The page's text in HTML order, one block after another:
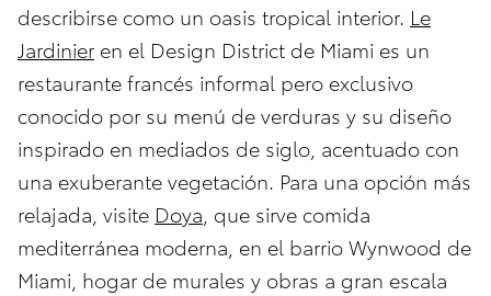
describirse como un oasis tropical interior. Le
Jardinier en el Design District de Miami es un
restaurante francés informal pero exclusivo
conocido por su menú de verduras y su diseño
inspirado en mediados de siglo, acentuado con
una exuberante vegetación. Para una opción más
relajada, visite Doya , que sirve comida
mediterránea moderna, en el barrio Wynwood de
Miami, hogar de murales y obras a gran escala